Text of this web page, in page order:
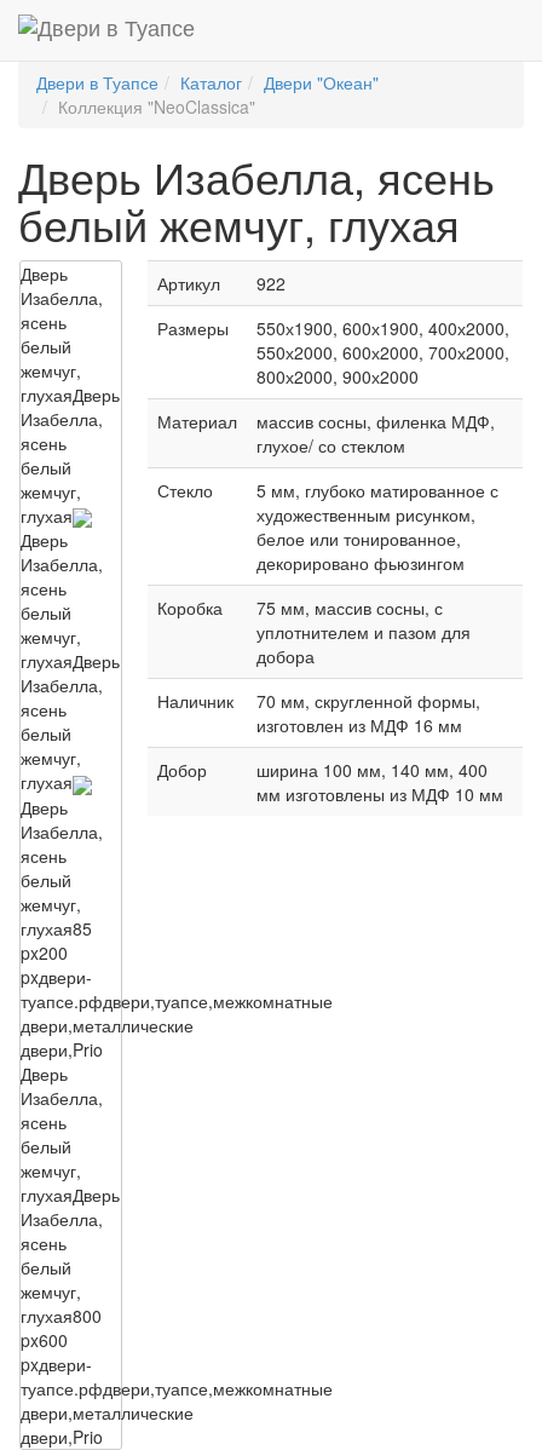
Двери в Туапсе Каталог
Двери "Океан"
Коллекция "NeoClassica"
Дверь Изабелла, ясень
белый жемчуг, глухая
Дверь
Изабелла,
ясень
белый
жемчуг,
глухаяДверь
Изабелла,
ясень
белый
жемчуг,
глухая
Дверь
Изабелла,
ясень
белый
жемчуг,
глухаяДверь
Изабелла,
ясень
белый
жемчуг,
глухая
Дверь
Изабелла,
ясень
белый
жемчуг,
глухая85
px200
pxдвери-
туапсе.рфдвери,туапсе,межкомнатные
двери,металлические
двери,Prio
Дверь
Изабелла,
ясень
белый
жемчуг,
глухаяДверь
Изабелла,
ясень
белый
жемчуг,
глухая800
px600
pxдвери-
туапсе.рфдвери,туапсе,межкомнатные
двери,металлические
двери,Prio
Артикул
922
Размеры
550х1900, 600х1900, 400х2000,
550х2000, 600х2000, 700х2000,
800х2000, 900х2000
Материал
массив сосны, филенка МДФ,
глухое/ со стеклом
Стекло
5 мм, глубоко матированное с
художественным рисунком,
белое или тонированное,
декорировано фьюзингом
Коробка
75 мм, массив сосны, с
уплотнителем и пазом для
добора
Наличник
70 мм, скругленной формы,
изготовлен из МДФ 16 мм
Добор
ширина 100 мм, 140 мм, 400
мм изготовлены из МДФ 10 мм